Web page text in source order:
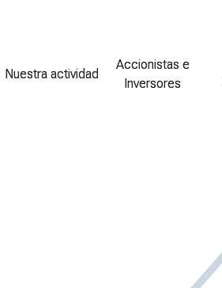
Nuestra actividad
Accionistas e
Inversores
Nuestra actividad
Accionistas e
Inversores